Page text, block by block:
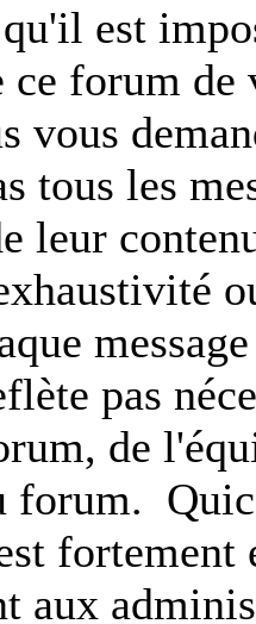
est
ce forum
vous
tous les
leur
pas
de
aux